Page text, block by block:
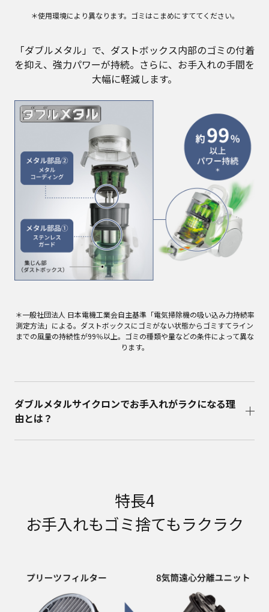
＊使用環境により異なります。ゴミはこまめにすててください。
「ダブルメタル」で、ダストボックス内部のゴミの付着
を抑え、強力パワーが持続。さらに、お手入れの手間を
大幅に軽減します。
＊一般社団法人 日本電機工業会自主基準「電気掃除機の吸い込み力持続率
測定方法」による。ダストボックスにゴミがない状態からゴミすてライン
までの風量の持続性が99％以上。ゴミの種類や量などの条件によって異な
ります。
ダブルメタルサイクロンでお手入れがラクになる理
由とは？
特長4
お手入れもゴミ捨てもラクラク